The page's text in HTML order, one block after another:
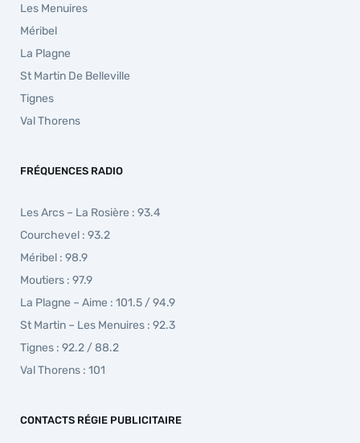
Les Menuires
Méribel
La Plagne
St Martin De Belleville
Tignes
Val Thorens
FRÉQUENCES RADIO
Les Arcs – La Rosière : 93.4
Courchevel : 93.2
Méribel : 98.9
Moutiers : 97.9
La Plagne – Aime : 101.5 / 94.9
St Martin – Les Menuires : 92.3
Tignes : 92.2 / 88.2
Val Thorens : 101
CONTACTS RÉGIE PUBLICITAIRE